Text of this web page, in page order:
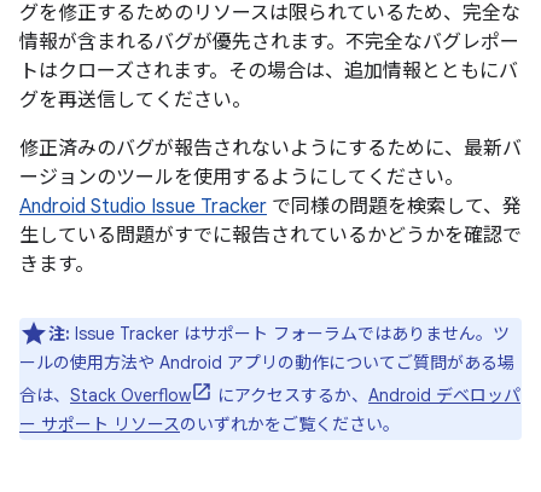
グを修正するためのリソースは限られているため、完全な
情報が含まれるバグが優先されます。不完全なバグレポー
トはクローズされます。その場合は、追加情報とともにバ
グを再送信してください。
修正済みのバグが報告されないようにするために、最新バ
ージョンのツールを使用するようにしてください。
Android Studio Issue Tracker で同様の問題を検索して、発
生している問題がすでに報告されているかどうかを確認で
きます。
注: Issue Tracker はサポート フォーラムではありません。ツ
ールの使用方法や Android アプリの動作についてご質問がある場
合は、 Stack Overflow にアクセスするか、 Android デベロッパ
ー サポート リソースのいずれかをご覧ください。